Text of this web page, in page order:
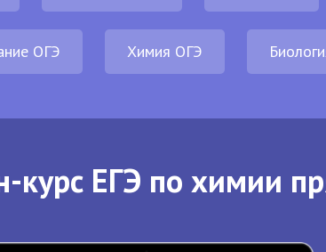
ОГЭ Химия ОГЭ
курс ЕГЭ по химии